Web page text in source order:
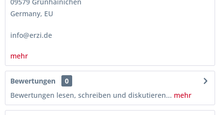
Germany, EU
info@erzi.de
mehr
Bewertungen
0
Bewertungen lesen, schreiben und diskutieren... mehr